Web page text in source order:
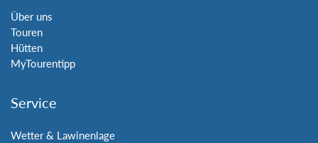
Über uns
Touren
Hütten
MyTourentipp
Service
Wetter & Lawinenlage